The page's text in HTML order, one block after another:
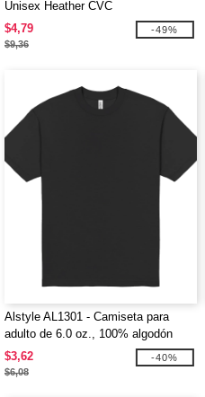
Unisex Heather CVC
$4,79
$9,36
-49%
Alstyle AL1301 - Camiseta para
adulto de 6.0 oz., 100% algodón
$3,62
$6,08
-40%